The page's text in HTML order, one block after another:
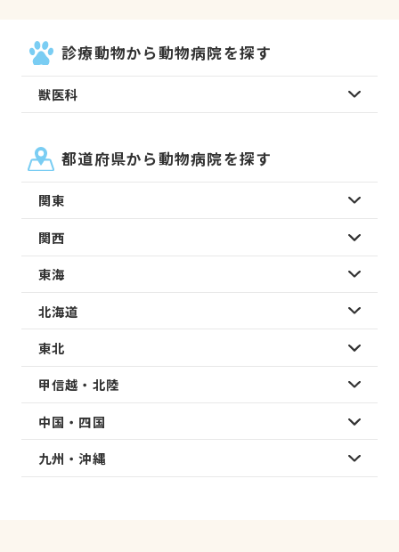
診療動物から動物病院を探す
獣医科
都道府県から動物病院を探す
関東
関西
東海
北海道
東北
甲信越・北陸
中国・四国
九州・沖縄